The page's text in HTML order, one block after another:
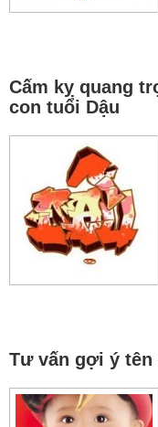
Cấm kỵ quang
con tuổi Dậu
Tư vấn gợi ý tên